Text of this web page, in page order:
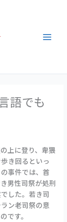
語でも
上に登り、卑猥
き回るといっ
事件では、首
男性司祭が処刑
した。若き司
ン老司祭の意
です。